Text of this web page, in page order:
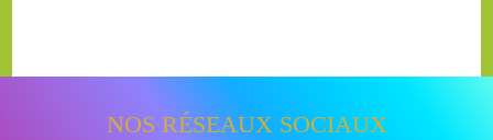
NOS RÉSEAUX SOCIAUX